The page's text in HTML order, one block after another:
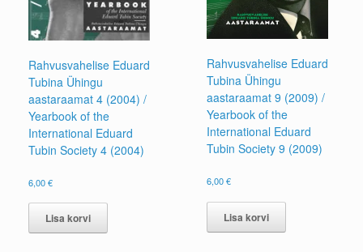
Rahvusvahelise Eduard
Tubina Ühingu
aastaraamat 4 (2004) /
Yearbook of the
International Eduard
Tubin Society 4 (2004)
6,00€
Lisa korvi
Rahvusvahelise Eduard
Tubina Ühingu
aastaraamat 9 (2009) /
Yearbook of the
International Eduard
Tubin Society 9 (2009)
6,00€
Lisa korvi